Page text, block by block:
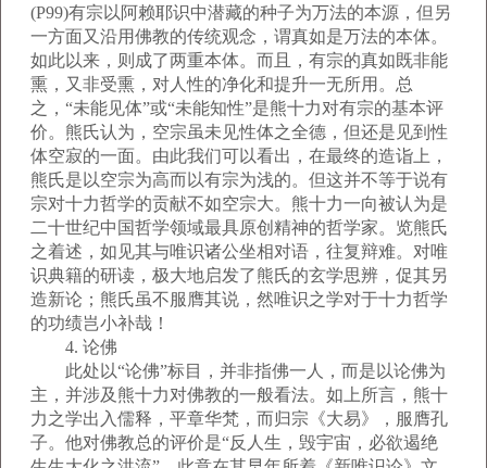
(P99)有宗以阿赖耶识中潜藏的种子为万法的本源，但另
一方面又沿用佛教的传统观念，谓真如是万法的本体。
如此以来，则成了两重本体。而且，有宗的真如既非能
熏，又非受熏，对人性的净化和提升一无所用。总
之，“未能见体”或“未能知性”是熊十力对有宗的基本评
价。熊氏认为，空宗虽未见性体之全德，但还是见到性
体空寂的一面。由此我们可以看出，在最终的造诣上，
熊氏是以空宗为高而以有宗为浅的。但这并不等于说有
宗对十力哲学的贡献不如空宗大。熊十力一向被认为是
二十世纪中国哲学领域最具原创精神的哲学家。览熊氏
之着述，如见其与唯识诸公坐相对语，往复辩难。对唯
识典籍的研读，极大地启发了熊氏的玄学思辨，促其另
造新论；熊氏虽不服膺其说，然唯识之学对于十力哲学
的功绩岂小补哉！
4. 论佛
此处以“论佛”标目，并非指佛一人，而是以论佛为
主，并涉及熊十力对佛教的一般看法。如上所言，熊十
力之学出入儒释，平章华梵，而归宗《大易》，服膺孔
子。他对佛教总的评价是“反人生，毁宇宙，必欲遏绝